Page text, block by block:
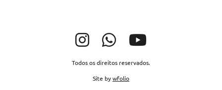
Todos os direitos reservados.
Site bywfolio